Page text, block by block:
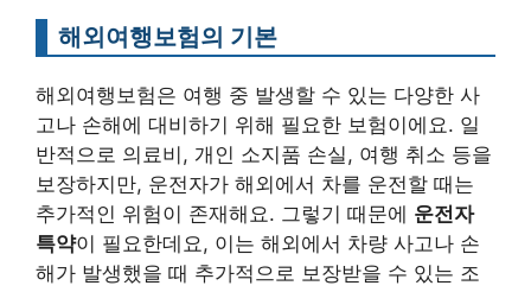
해외여행보험의 기본
해외여행보험은 여행 중 발생할 수 있는 다양한 사
고나 손해에 대비하기 위해 필요한 보험이에요. 일
반적으로 의료비, 개인 소지품 손실, 여행 취소 등을
보장하지만, 운전자가 해외에서 차를 운전할 때는
추가적인 위험이 존재해요. 그렇기 때문에 운전자
특약이 필요한데요, 이는 해외에서 차량 사고나 손
해가 발생했을 때 추가적으로 보장받을 수 있는 조